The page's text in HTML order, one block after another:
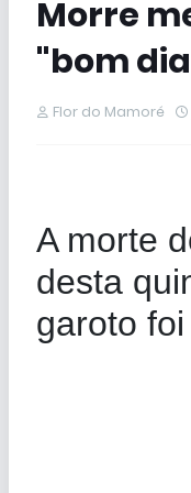
Morre
"bom
Flor do Mamoré
A morte
desta
garoto